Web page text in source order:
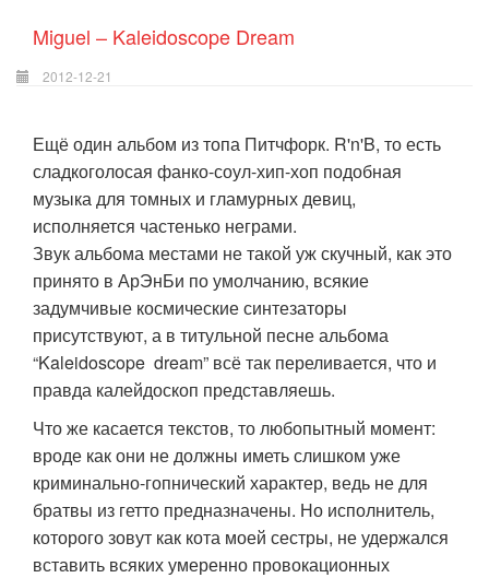
Miguel – Kaleidoscope Dream
2012-12-21
Ещё один альбом из топа Питчфорк. R'n'B, то есть
сладкоголосая фанко-соул-хип-хоп подобная
музыка для томных и гламурных девиц,
исполняется частенько неграми.
Звук альбома местами не такой уж скучный, как это
принято в АрЭнБи по умолчанию, всякие
задумчивые космические синтезаторы
присутствуют, а в титульной песне альбома
“Kaleidoscope dream” всё так переливается, что и
правда калейдоскоп представляешь.
Что же касается текстов, то любопытный момент:
вроде как они не должны иметь слишком уже
криминально-гопнический характер, ведь не для
братвы из гетто предназначены. Но исполнитель,
которого зовут как кота моей сестры, не удержался
вставить всяких умеренно провокационных